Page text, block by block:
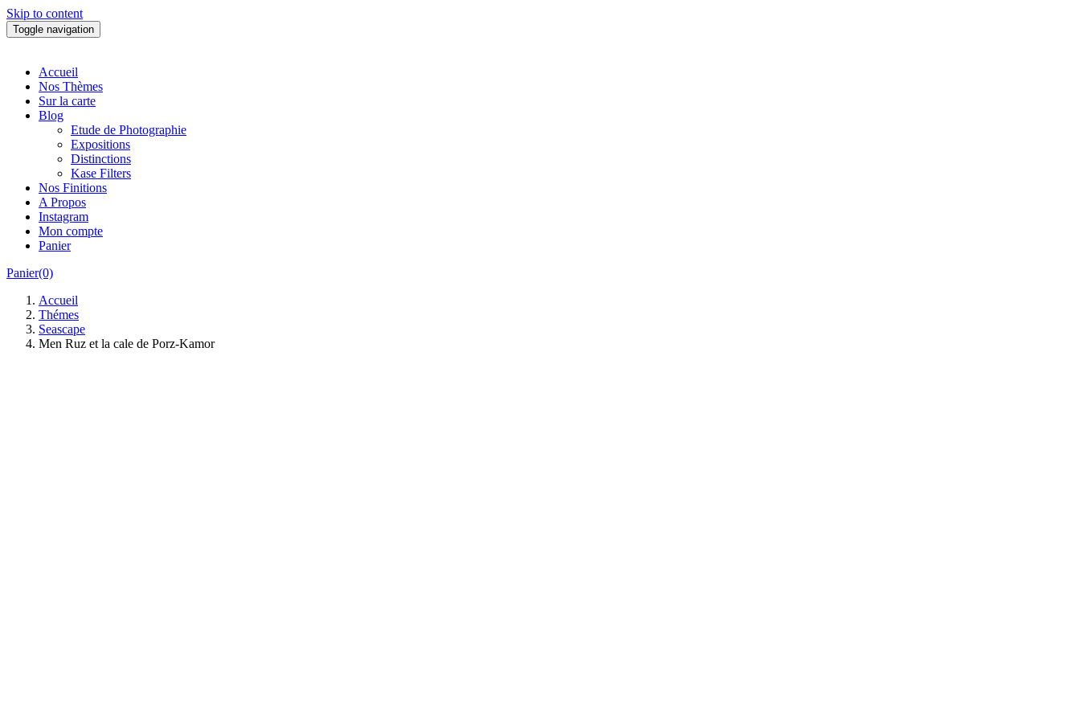
Skip to content
Toggle navigation
Accueil
Nos Thèmes
Sur la carte
Blog
Etude de Photographie
Expositions
Distinctions
Kase Filters
Nos Finitions
A Propos
Instagram
Mon compte
Panier
Panier(0)
Accueil
Thémes
Seascape
Men Ruz et la cale de Porz-Kamor